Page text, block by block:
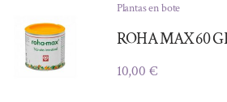
Plantas en bote
ROHA MAX 60
10,00 €